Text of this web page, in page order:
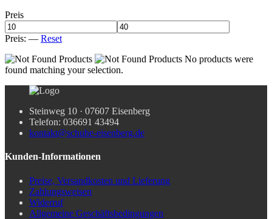
Preis
Preis: — Reset
No products were
found matching your selection.
Steinweg 10 · 07607 Eisenberg
Telefon: 036691 43494
kontakt@schuhe-eisenberg.de
Kunden-Informationen
Preise, Versandkosten und Lieferung
Zahlungsweisen
Widerruf
Allgemeine Geschäftsbedingungen